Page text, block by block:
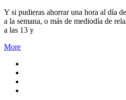
Y si pudieras ahorrar una hora al día
a la semana, o más de mediodía de
a las 13 y
More